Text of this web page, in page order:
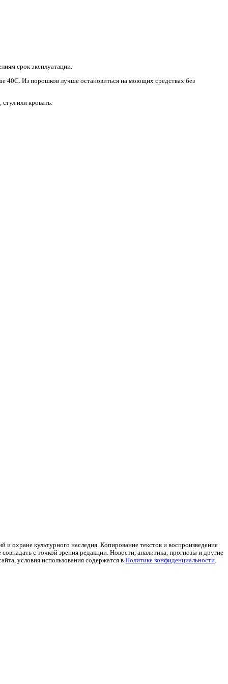
лишь для определенных случаев;
помогут продлить изделиям срок эксплуатации.
не должен подниматься выше 40С. Из порошков лучше
Это может быть стол, стул или кровать.